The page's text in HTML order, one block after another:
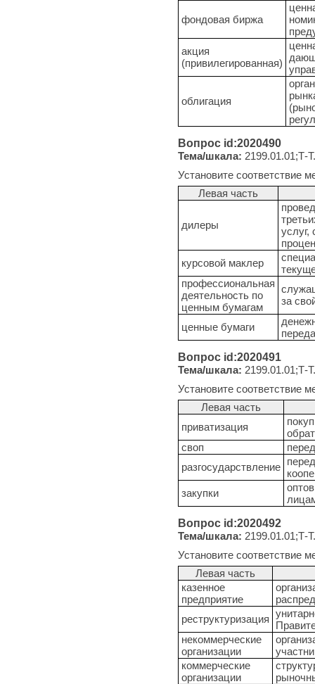
фондовая биржа
акция
(привилегированная)
облигация
Вопрос id:2020490
Тема/шкала: 2199.01.01;Т-
Установите соответствие
Левая часть
дилеры
курсовой маклер
профессиональная
деятельность по
ценным бумагам
за
ценные бумаги
Вопрос id:2020491
Тема/шкала: 2199.01.01;Т-
Установите соответствие
Левая часть
приватизация
своп
разгосударствление
закупки
Вопрос id:2020492
Тема/шкала: 2199.01.01;Т-
Установите соответствие
Левая часть
казенное
предприятие
реструктуризация
некоммерческие
организации
коммерческие
организации